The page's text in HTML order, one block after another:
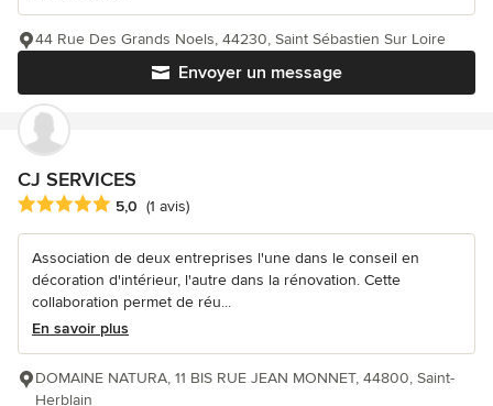
Envoyer un message
44 Rue Des Grands Noels, 44230, Saint Sébastien Sur Loire
CJ SERVICES
Note moyenne : 5 étoiles sur 5
5,0 (1 avis)
Association de deux entreprises l'une dans le conseil en
décoration d'intérieur, l'autre dans la rénovation. Cette
collaboration permet de réu...
En savoir plus
DOMAINE NATURA, 11 BIS RUE JEAN MONNET, 44800, Saint-
Herblain